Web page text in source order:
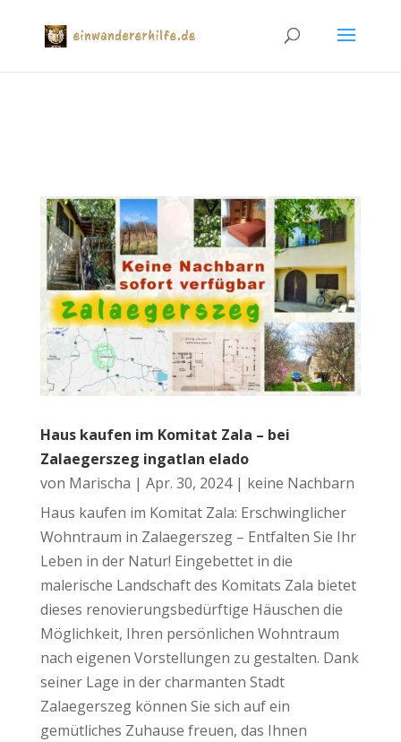
Haus kaufen im Komitat Zala – bei
Zalaegerszeg ingatlan elado
von Marischa | Apr. 30, 2024| keine Nachbarn
Haus kaufen im Komitat Zala: Erschwinglicher
Wohntraum in Zalaegerszeg – Entfalten Sie Ihr
Leben in der Natur! Eingebettet in die
malerische Landschaft des Komitats Zala bietet
dieses renovierungsbedürftige Häuschen die
Möglichkeit, Ihren persönlichen Wohntraum
nach eigenen Vorstellungen zu gestalten. Dank
seiner Lage in der charmanten Stadt
Zalaegerszeg können Sie sich auf ein
gemütliches Zuhause freuen, das Ihnen